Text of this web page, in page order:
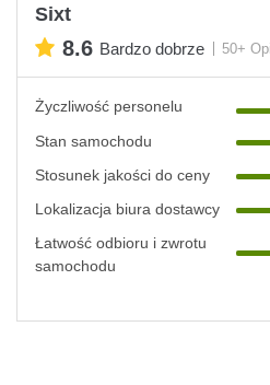
Sixt
8.6 Bardzo dobrze 50+
Życzliwość personelu
Stan samochodu
Stosunek jakości do ceny
Lokalizacja biura dostawcy
Łatwość odbioru i zwrotu
samochodu